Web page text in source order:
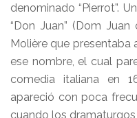
denominado “Pierrot”.
“Don Juan” (Dom
Molière que presentaba
ese nombre, el cual
comedia italiana en
apareció con poca
cuando los